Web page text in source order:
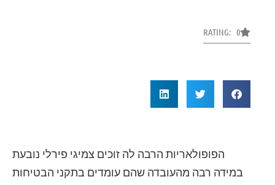
RATING: 0
הפופולאריות הרבה לה זוכים צמיגי פירלי נובעת
במידה רבה מהעובדה שהם עומדים בתקני הבטיחות